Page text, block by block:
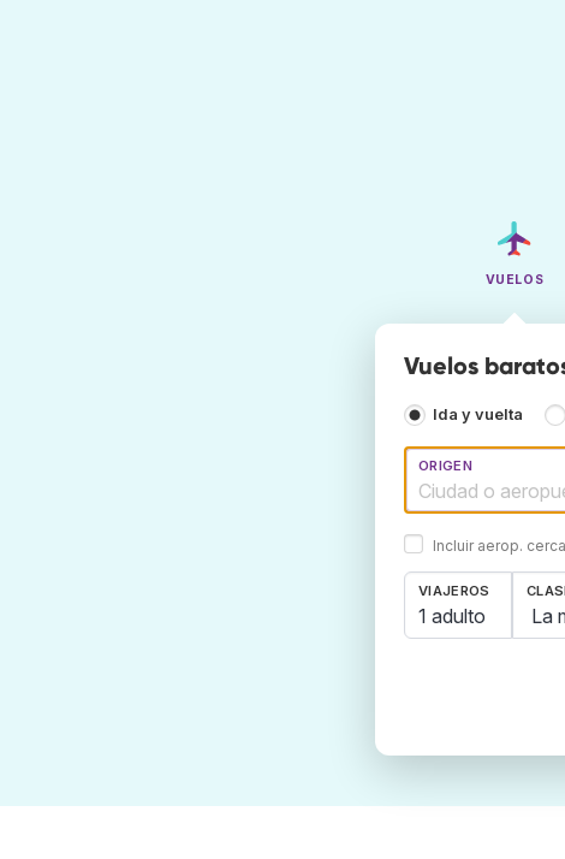
VUELOS
Vuelos
Ida y vuelta
ORIGEN
Incluir aerop.
VIAJEROS
1 adulto